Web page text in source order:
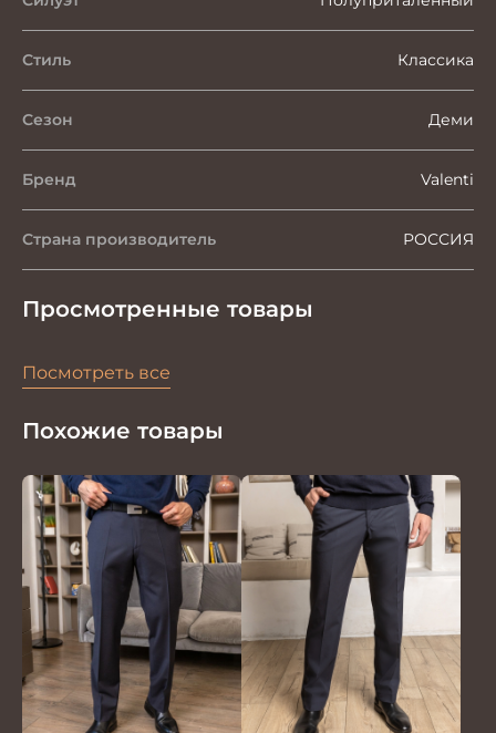
Стиль Классика
Сезон Деми
Бренд Valenti
Страна производитель РОССИЯ
Просмотренные товары
Посмотреть все
Похожие товары